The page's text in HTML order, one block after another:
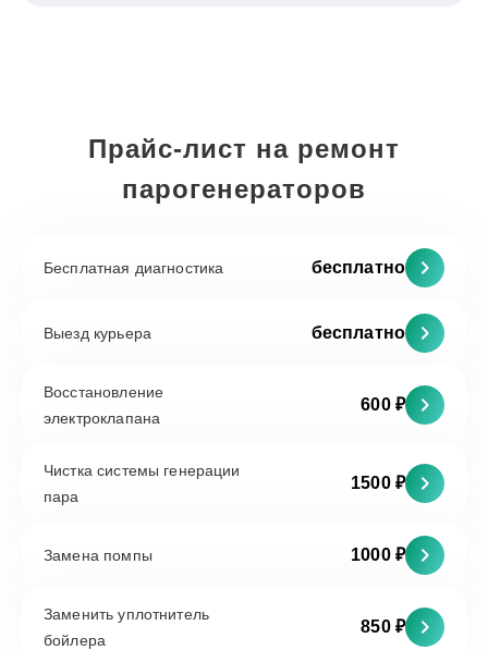
Прайс-лист на ремонт
парогенераторов
Бесплатная диагностика бесплатно
Выезд курьера бесплатно
Восстановление
электроклапана
600 ₽
Чистка системы генерации
пара
1500 ₽
Замена помпы 1000 ₽
Заменить уплотнитель
бойлера
850 ₽